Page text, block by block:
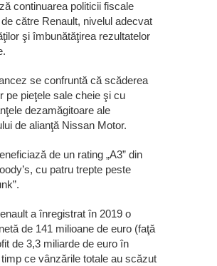
continuarea politicii fiscale
către Renault, nivelul adecvat
şi îmbunătăţirea rezultatelor
se confruntă că scăderea
pe pieţele sale cheie şi cu
dezamăgitoare ale
de alianţă Nissan Motor.
de un rating „A3” din
cu patru trepte peste
a înregistrat în 2019 o
de 141 milioane de euro (faţă
de 3,3 miliarde de euro în
ce vânzările totale au scăzut